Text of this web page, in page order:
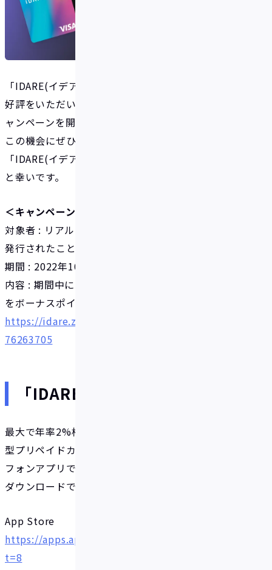
「IDARE(イデア)」の3Dセキュア対応を記念して、ご
好評をいただいていた
ャンペーンを開催いたします。
この機会にぜひ、リアルカードを発行し、
「IDARE(イデア)」をより身近にご利用いただけます
と幸いです。
＜キャンペーン概要＞
対象者 : リアルカードを初めて発行される方（※既に
発行されたことがある方は対象外となります）
期間 : 2022年10月26日（水)〜11月26日（土）
内容 : 期間中にリアルカードを発行すると、発行費用
をボーナスポイントで返金（※発行から1週間ほど）
https://idare.zendesk.com/hc/ja/articles/118105
76263705
「IDARE(イデア)」について
最大で年率2%相当のボーナスを毎月受け取れる積立
型プリペイドカードの発行・管理ができるスマート
フォンアプリです。App StoreまたはGoogle Playで
ダウンロードできます。
App Store
https://apps.apple.com/jp/app/id1562618580?m
t=8